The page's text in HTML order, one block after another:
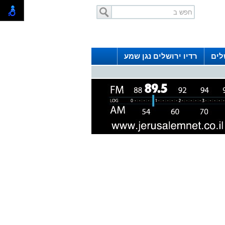
רדיו ירושלים נגן שמע